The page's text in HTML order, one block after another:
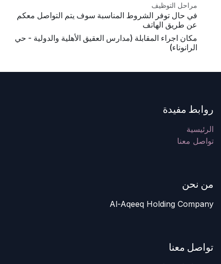
مراحل التوظيف
في حال توفر الشروط المناسبة سوف يتم التواصل معكم
عن طريق الهاتف
مكان اجراء المقابلة (مدارس العقيق الأهلية والدولية - حي
الرانوناء)
روابط مفيدة
الرئيسية
تواصل معنا
من نحن
Al-Aqeeq Holding Company
تواصل معنا